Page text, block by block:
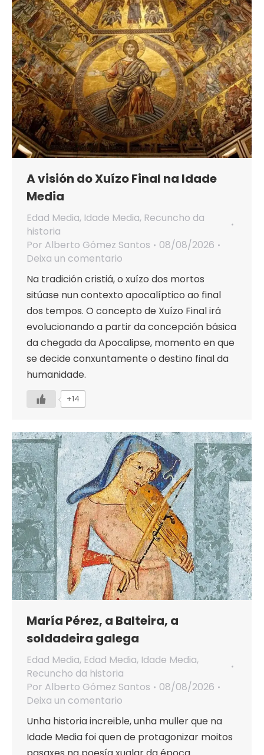
A visión do Xuízo Final na Idade
Media
Edad Media, Idade Media, Recuncho da
historia
Por Alberto Gómez Santos
08/08/2026
Deixa un comentario
Na tradición cristiá, o xuízo dos mortos
sitúase nun contexto apocalíptico ao final
dos tempos. O concepto de Xuízo Final irá
evolucionando a partir da concepción básica
da chegada da Apocalipse, momento en que
se decide conxuntamente o destino final da
humanidade.
+14
María Pérez, a Balteira, a
soldadeira galega
Edad Media, Edad Media, Idade Media,
Recuncho da historia
Por Alberto Gómez Santos
08/08/2026
Deixa un comentario
Unha historia increible, unha muller que na
Idade Media foi quen de protagonizar moitos